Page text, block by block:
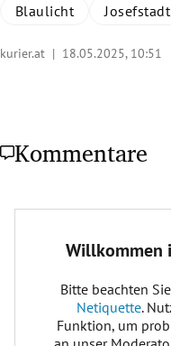
Blaulicht Josefstadt
kurier.at | 18.05.2025, 10:51
Kommentare